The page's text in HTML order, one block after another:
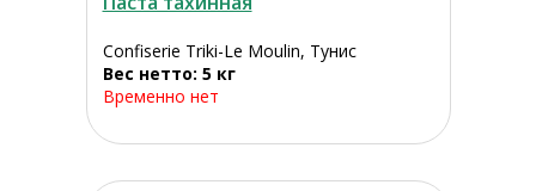
Confiserie Triki-Le Moulin, Тунис
Вес нетто: 5 кг
Временно нет